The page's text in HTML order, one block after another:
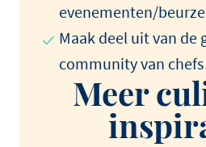
evenementen/
Maak deel uit van de
community van
Meer